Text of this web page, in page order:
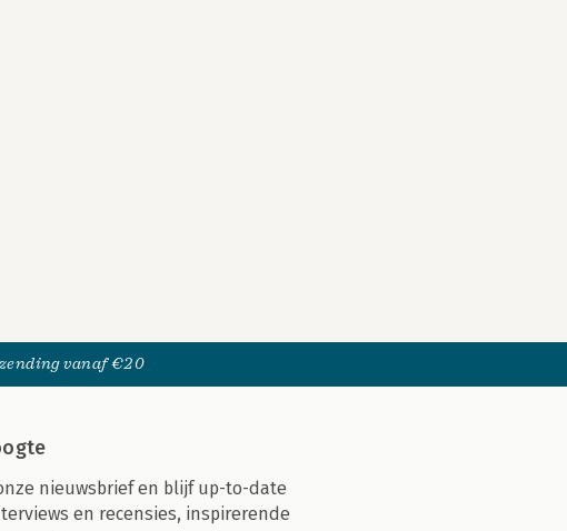
vanaf €20
nieuwsbrief en blijf up-to-date
en recensies, inspirerende